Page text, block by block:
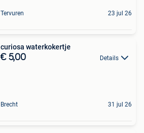
Tervuren 23 jul 26
curiosa waterkokertje
€ 5,00 Details
Brecht 31 jul 26